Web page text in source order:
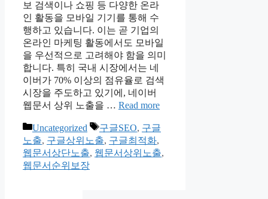
보 검색이나 쇼핑 등 다양한 온라
인 활동을 모바일 기기를 통해 수
행하고 있습니다. 이는 곧 기업의
온라인 마케팅 활동에서도 모바일
을 우선적으로 고려해야 함을 의미
합니다. 특히 국내 시장에서는 네
이버가 70% 이상의 점유율로 검색
시장을 주도하고 있기에, 네이버
웹문서 상위 노출을 … Read more
Categories
Uncategorized Tags
구글SEO, 구글
노출, 구글상위노출, 구글최적화,
웹문서상단노출, 웹문서상위노출,
웹문서순위보장